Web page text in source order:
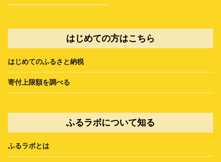
はじめての方はこちら
はじめてのふるさと納税
寄付上限額を調べる
ふるラボについて知る
ふるラボとは